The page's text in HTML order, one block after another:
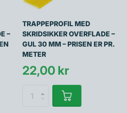
–
TRAPPEPROFIL MED
SKRIDSIKKER OVERFLADE –
GUL 30 MM – PRISEN ER PR.
METER
22,00 kr